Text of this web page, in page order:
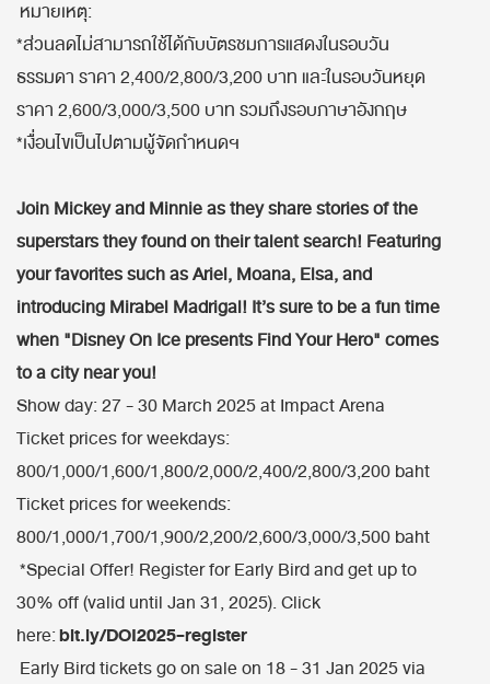
หมายเหตุ:
*ส่วนลดไม่สามารถใช้ได้กับบัตรชมการแสดงในรอบวัน
ธรรมดา ราคา 2,400/2,800/3,200 บาท และในรอบวันหยุด
ราคา 2,600/3,000/3,500 บาท รวมถึงรอบภาษาอังกฤษ
*เงื่อนไขเป็นไปตามผู้จัดกำหนดฯ
Join Mickey and Minnie as they share stories of the
superstars they found on their talent search! Featuring
your favorites such as Ariel, Moana, Elsa, and
introducing Mirabel Madrigal! It’s sure to be a fun time
when "Disney On Ice presents Find Your Hero" comes
to a city near you!
Show day: 27 - 30 March 2025 at Impact Arena
Ticket prices for weekdays:
800/1,000/1,600/1,800/2,000/2,400/2,800/3,200 baht
Ticket prices for weekends:
800/1,000/1,700/1,900/2,200/2,600/3,000/3,500 baht
*Special Offer! Register for Early Bird and get up to
30% off (valid until Jan 31, 2025). Click
here:bit.ly/DOI2025-register
Early Bird tickets go on sale on 18 - 31 Jan 2025 via